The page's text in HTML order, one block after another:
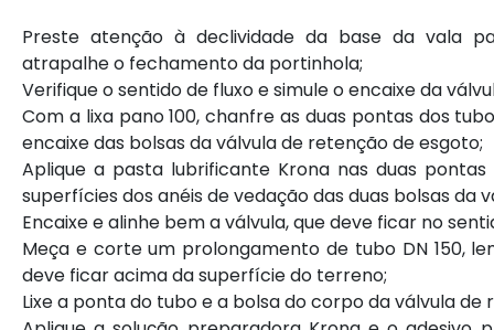
Preste atenção à declividade da base da vala
atrapalhe o fechamento da portinhola;
Verifique o sentido de fluxo e simule o encaixe da
Com a lixa pano 100, chanfre as duas pontas dos
encaixe das bolsas da válvula de retenção de esgoto;
Aplique a pasta lubrificante Krona nas duas
superfícies dos anéis de vedação das duas bolsas da
Encaixe e alinhe bem a válvula, que deve ficar no
Meça e corte um prolongamento de tubo DN 150,
deve ficar acima da superfície do terreno;
Lixe a ponta do tubo e a bolsa do corpo da válvula de